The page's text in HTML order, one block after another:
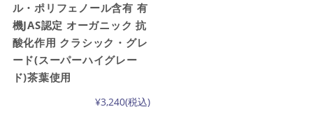
ル・ポリフェノール含有 有
機JAS認定 オーガニック 抗
酸化作用 クラシック・グレ
ード(スーパーハイグレー
ド)茶葉使用
¥3,240(税込)